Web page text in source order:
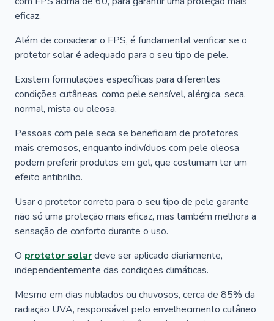
eficaz.
Além de considerar o FPS, é fundamental verificar se o
protetor solar é adequado para o seu tipo de pele.
Existem formulações específicas para diferentes
condições cutâneas, como pele sensível, alérgica, seca,
normal, mista ou oleosa.
Pessoas com pele seca se beneficiam de protetores
mais cremosos, enquanto indivíduos com pele oleosa
podem preferir produtos em gel, que costumam ter um
efeito antibrilho.
Usar o protetor correto para o seu tipo de pele garante
não só uma proteção mais eficaz, mas também melhora a
sensação de conforto durante o uso.
O protetor solardeve ser aplicado diariamente,
independentemente das condições climáticas.
Mesmo em dias nublados ou chuvosos, cerca de 85% da
radiação UVA, responsável pelo envelhecimento cutâneo